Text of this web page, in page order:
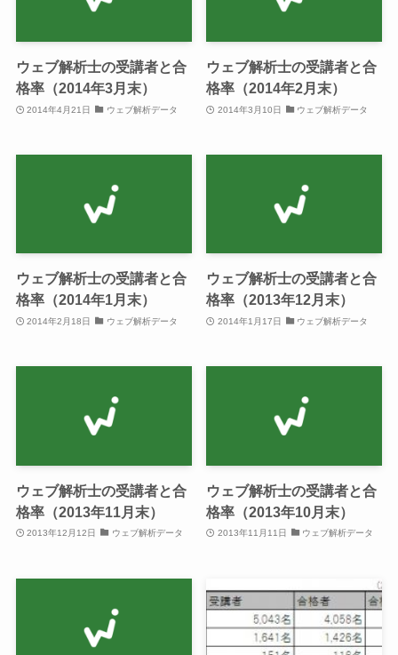
ウェブ解析士の受講者と合
格率（2014年3月末）
2014年4月21日 ウェブ解析データ
ウェブ解析士の受講者と合
格率（2014年2月末）
2014年3月10日 ウェブ解析データ
ウェブ解析士の受講者と合
格率（2014年1月末）
2014年2月18日 ウェブ解析データ
ウェブ解析士の受講者と合
格率（2013年12月末）
2014年1月17日 ウェブ解析データ
ウェブ解析士の受講者と合
格率（2013年11月末）
2013年12月12日 ウェブ解析データ
ウェブ解析士の受講者と合
格率（2013年10月末）
2013年11月11日 ウェブ解析データ